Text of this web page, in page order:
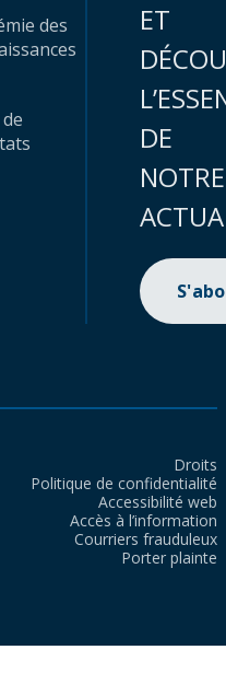
des
ET
DE
NOTRE
Droits
Politique de confidentialité
Accessibilité web
Accès à l’information
Courriers frauduleux
Porter plainte